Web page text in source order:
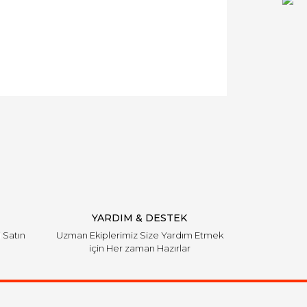
YARDIM & DESTEK
Uzman Ekiplerimiz Size Yardım Etmek
için Her zaman Hazırlar